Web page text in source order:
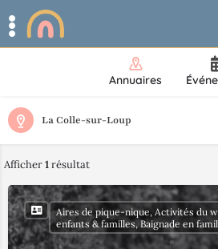
Annuaires
La Colle-sur-Loup
Afficher1résultat
Aires de pique-nique, Activités du
enfants & familles, Baignade en